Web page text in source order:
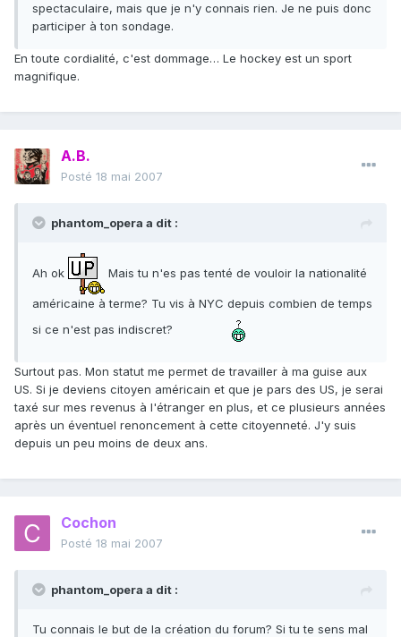
spectaculaire, mais que je n'y connais rien. Je ne puis donc
participer à ton sondage.
En toute cordialité, c'est dommage… Le hockey est un sport
magnifique.
A.B.
Posté 18 mai 2007
phantom_opera a dit :
Ah ok Mais tu n'es pas tenté de vouloir la nationalité
américaine à terme? Tu vis à NYC depuis combien de temps
si ce n'est pas indiscret?
Surtout pas. Mon statut me permet de travailler à ma guise aux
US. Si je deviens citoyen américain et que je pars des US, je serai
taxé sur mes revenus à l'étranger en plus, et ce plusieurs années
après un éventuel renoncement à cette citoyenneté. J'y suis
depuis un peu moins de deux ans.
Cochon
Posté 18 mai 2007
phantom_opera a dit :
Tu connais le but de la création du forum? Si tu te sens mal